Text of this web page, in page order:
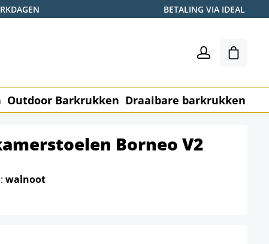
BETALING VIA IDEAL
Outdoor Barkrukken Draaibare barkrukken
Borneo V2
walnoot